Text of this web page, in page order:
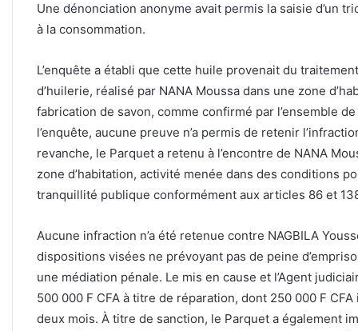
Une dénonciation anonyme avait permis la saisie d’un
à la consommation.
L’enquête a établi que cette huile provenait du
d’huilerie, réalisé par NANA Moussa dans une zone
fabrication de savon, comme confirmé par l’ensemble
l’enquête, aucune preuve n’a permis de retenir
revanche, le Parquet a retenu à l’encontre de NANA
zone d’habitation, activité menée dans des conditions
tranquillité publique conformément aux articles 86 et
Aucune infraction n’a été retenue contre NAGBILA
dispositions visées ne prévoyant pas de peine
une médiation pénale. Le mis en cause et l’Agent
500 000 F CFA à titre de réparation, dont 250 000 F
deux mois. À titre de sanction, le Parquet a également